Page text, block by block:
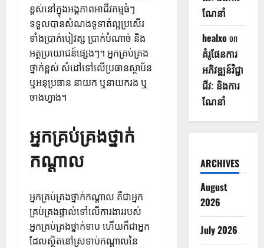
ខ្ពស់នៅក្នុងអង្គភាពអាជីវកម្មធំៗ
ទទួលបានសំណងទូទាត់ល្អប្រសើរ
ទាំងប្រាក់បៀវត្ស ប្រាក់បំណាច់ និង
អត្ថប្រយោជន៍ផ្សេងៗ។ អ្នកគ្រប់គ្រង
ថ្នាក់ខ្ពស់ សំដៅទៅលើប្រធានស្ថាប័ន
ឬអនុប្រធាន នាយក ឬនាយករង ឬ
ចាងហ្វាង។
អ្នកគ្រប់គ្រងថ្នាក់
កណ្តាល
អ្នកគ្រប់គ្រងថ្នាក់កណ្តាល គឺជាអ្នក
គ្រប់គ្រងផ្ទាល់ទៅលើការងាររបស់
អ្នកគ្រប់គ្រងថ្នាក់ទាប ហើយក៏ជាអ្នក
ដែលស្ថិតនៅស្រទាប់កណ្តាលនៃ
ណែនាំ
healxoon
គំរូផែនការ
អភិវឌ្ឍន៍វិជ្ជា
ជីវៈ និងការ
ណែនាំ
ARCHIVES
August
2026
July 2026